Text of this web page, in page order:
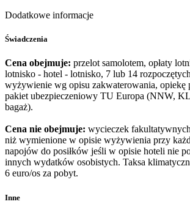
Dodatkowe informacje
Świadczenia
Cena obejmuje: przelot samolotem, opłaty
lotnisko - hotel - lotnisko, 7 lub 14
wyżywienie wg opisu zakwaterowania, opiekę
pakiet ubezpieczeniowy TU Europa (NNW,
bagaż).
Cena nie obejmuje: wycieczek
niż wymienione w opisie wyżywienia przy
napojów do posiłków jeśli w opisie hoteli nie
innych wydatków osobistych. Taksa
6 euro/os za pobyt.
Inne